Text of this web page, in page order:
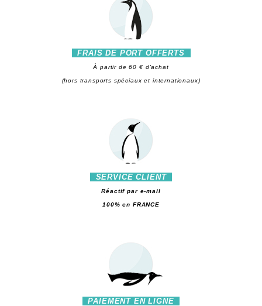
FRAIS DE PORT OFFERTS
À partir de 60 € d'achat
(hors transports spéciaux et internationaux)
SERVICE CLIENT
Réactif par e-mail
100% en FRANCE
PAIEMENT EN LIGNE